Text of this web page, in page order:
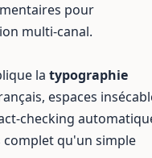
pour
multi-canal.
la typographie
espaces
checking
complet qu'un simple